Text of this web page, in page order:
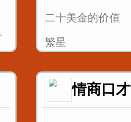
二十美金的价值
繁星
父亲的爱情商口才